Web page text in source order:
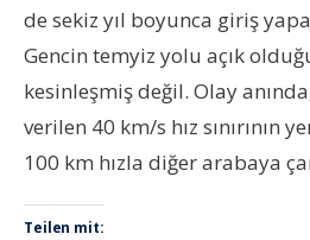
de sekiz yıl boyunca giriş
Gencin temyiz yolu açık
kesinleşmiş değil. Olay
verilen 40 km/s hız sınırının
100 km hızla diğer arabaya
Teilen mit: